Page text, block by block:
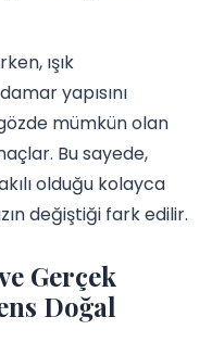
ışık
yapısını
mümkün olan
Bu sayede,
olduğu kolayca
değiştiği fark edilir.
Gerçek
Doğal